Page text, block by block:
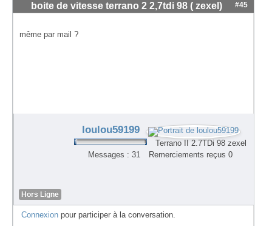
boite de vitesse terrano 2 2,7tdi 98 ( zexel) #45
même par mail ?
loulou59199
Terrano II 2.7TDi 98 zexel
Messages : 31
Remerciements reçus 0
Hors Ligne
Connexion pour participer à la conversation.